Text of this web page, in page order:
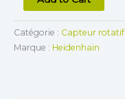
Catégorie : Capteur rotatif
Marque : Heidenhain